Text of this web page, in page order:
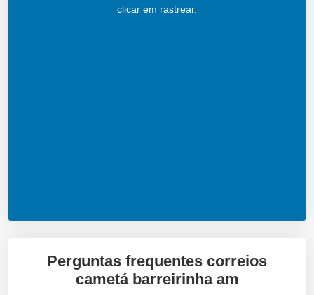
clicar em rastrear.
Perguntas frequentes correios
cametá barreirinha am